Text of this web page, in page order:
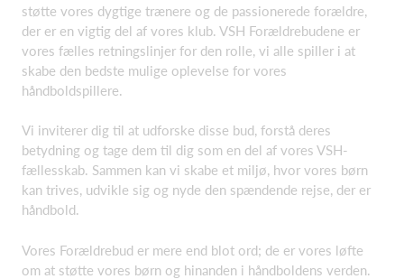
støtte vores dygtige trænere og de passionerede forældre,
der er en vigtig del af vores klub. VSH Forældrebudene er
vores fælles retningslinjer for den rolle, vi alle spiller i at
skabe den bedste mulige oplevelse for vores
håndboldspillere.
Vi inviterer dig til at udforske disse bud, forstå deres
betydning og tage dem til dig som en del af vores VSH-
fællesskab. Sammen kan vi skabe et miljø, hvor vores børn
kan trives, udvikle sig og nyde den spændende rejse, der er
håndbold.
Vores Forældrebud er mere end blot ord; de er vores løfte
om at støtte vores børn og hinanden i håndboldens verden.